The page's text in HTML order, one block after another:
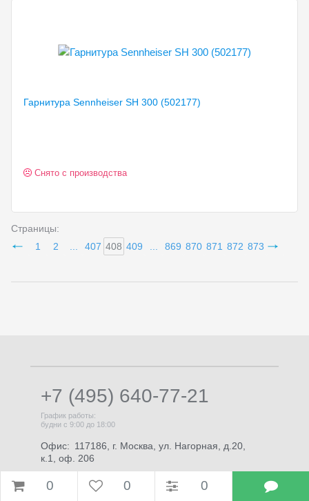
0 0
0
Гарнитура Sennheiser SH 300 (502177)
Снято с производства
Страницы:
1
2 407 408 409 869 870 871 872 873
+7 (495) 640-77-21
График работы:
будни с 9:00 до 18:00
Офис: 117186, г. Москва, ул. Нагорная, д.20,
к.1, оф. 206
E-mail: info@brigo.ru